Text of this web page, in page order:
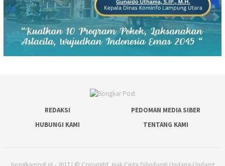
REDAKSI
PEDOMAN MEDIA SIBER
HUBUNGI KAMI
TENTANG KAMI